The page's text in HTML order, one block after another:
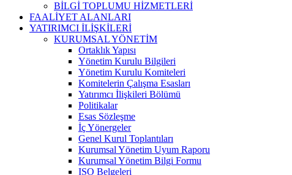
BİLGİ TOPLUMU HİZMETLERİ
FAALİYET ALANLARI
YATIRIMCI İLİŞKİLERİ
KURUMSAL YÖNETİM
Ortaklık Yapısı
Yönetim Kurulu Bilgileri
Yönetim Kurulu Komiteleri
Komitelerin Çalışma Esasları
Yatırımcı İlişkileri Bölümü
Politikalar
Esas Sözleşme
İç Yönergeler
Genel Kurul Toplantıları
Kurumsal Yönetim Uyum Raporu
Kurumsal Yönetim Bilgi Formu
ISO Belgeleri